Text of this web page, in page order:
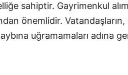
sahiptir. Gayrimenkul
önemlidir.
uğramamaları adına